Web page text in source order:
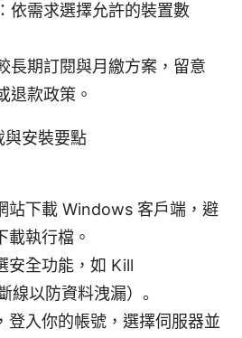
依需求選擇允許的裝置數
長期訂閱與月繳方案，留意
退款政策。
與安裝要點
站下載 Windows 客戶端，避
載執行檔。
安全功能，如 Kill
線以防資料洩漏）。
登入你的帳號，選擇伺服器並